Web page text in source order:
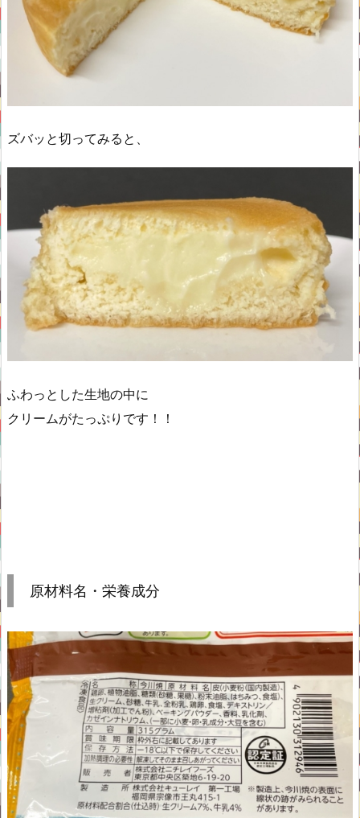
ズバッと切ってみると、
ふわっとした生地の中に
クリームがたっぷりです！！
原材料名・栄養成分